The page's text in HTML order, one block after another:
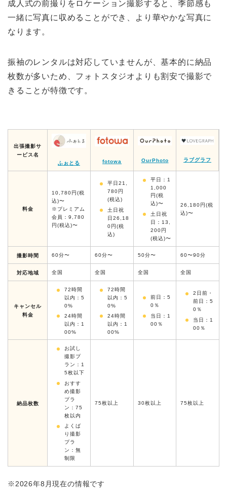
成人式の前撮りをロケーション撮影すると、季節感も
一緒に写真に収めることができ、より華やかな写真に
なります。
振袖のレンタルは対応していませんが、基本的に納品
枚数が多いため、フォトスタジオよりも割安で撮影で
きることが特徴です。
出張撮影サ
ービス名
ふぉとる
fotowa OurPhoto ラブグラフ
料金
10,780円(税
込)〜
※プレミアム
会員：9,780
円(税込)〜
平日21,
780円
(税込)
土日祝
日26,18
0円(税
込)
平日：1
1,000
円(税
込)〜
土日祝
日：13,
200円
(税込)〜
26,180円(税
込)〜
撮影時間 60分〜 60分〜 50分〜 60〜90分
対応地域 全国 全国 全国 全国
キャンセル
料金
72時間
以内：5
0%
24時間
以内：1
00%
72時間
以内：5
0%
24時間
以内：1
00%
前日：5
0％
当日：1
00％
2日前・
前日：5
0％
当日：1
00％
納品枚数
お試し
撮影プ
ラン：1
5枚以下
おすす
め撮影
プラ
ン：75
枚以内
よくば
り撮影
プラ
ン：無
制限
75枚以上 30枚以上 75枚以上
※2026年8月現在の情報です